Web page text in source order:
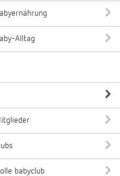
Alltag
babyclub